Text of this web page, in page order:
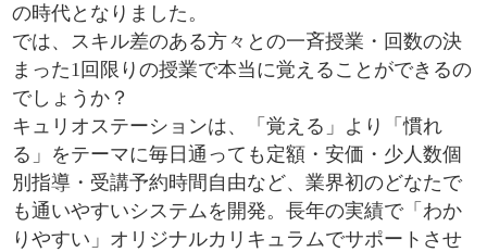
の時代となりました。
では、スキル差のある方々との一斉授業・回数の決
まった1回限りの授業で本当に覚えることができるの
でしょうか？
キュリオステーションは、「覚える」より「慣れ
る」をテーマに毎日通っても定額・安価・少人数個
別指導・受講予約時間自由など、業界初のどなたで
も通いやすいシステムを開発。長年の実績で「わか
りやすい」オリジナルカリキュラムでサポートさせ